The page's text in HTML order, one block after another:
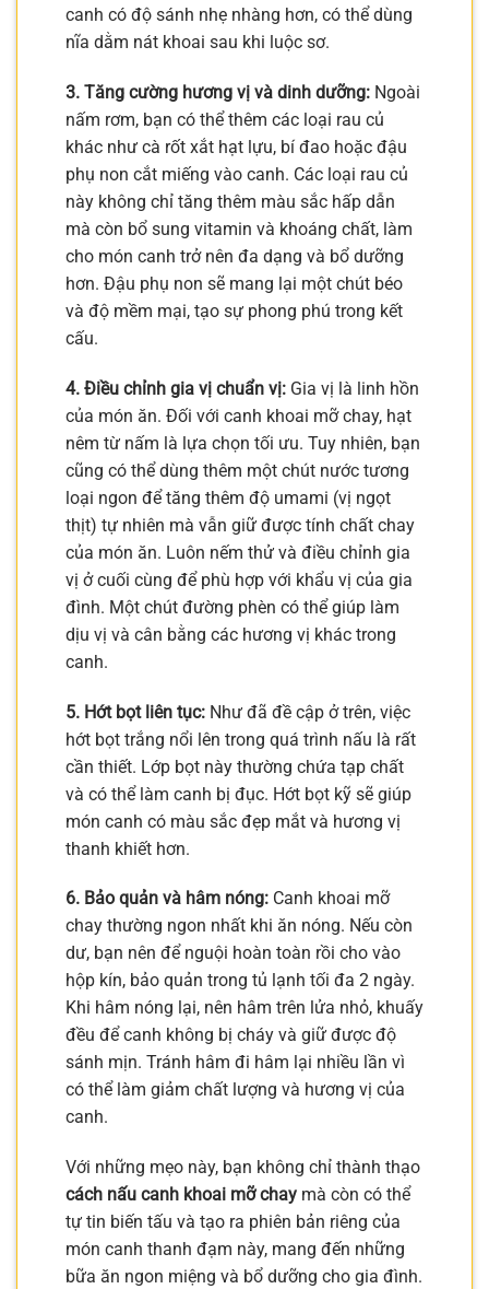
canh có độ sánh nhẹ nhàng hơn, có thể dùng
nĩa dằm nát khoai sau khi luộc sơ.
3. Tăng cường hương vị và dinh dưỡng: Ngoài
nấm rơm, bạn có thể thêm các loại rau củ
khác như cà rốt xắt hạt lựu, bí đao hoặc đậu
phụ non cắt miếng vào canh. Các loại rau củ
này không chỉ tăng thêm màu sắc hấp dẫn
mà còn bổ sung vitamin và khoáng chất, làm
cho món canh trở nên đa dạng và bổ dưỡng
hơn. Đậu phụ non sẽ mang lại một chút béo
và độ mềm mại, tạo sự phong phú trong kết
cấu.
4. Điều chỉnh gia vị chuẩn vị: Gia vị là linh hồn
của món ăn. Đối với canh khoai mỡ chay, hạt
nêm từ nấm là lựa chọn tối ưu. Tuy nhiên, bạn
cũng có thể dùng thêm một chút nước tương
loại ngon để tăng thêm độ umami (vị ngọt
thịt) tự nhiên mà vẫn giữ được tính chất chay
của món ăn. Luôn nếm thử và điều chỉnh gia
vị ở cuối cùng để phù hợp với khẩu vị của gia
đình. Một chút đường phèn có thể giúp làm
dịu vị và cân bằng các hương vị khác trong
canh.
5. Hớt bọt liên tục: Như đã đề cập ở trên, việc
hớt bọt trắng nổi lên trong quá trình nấu là rất
cần thiết. Lớp bọt này thường chứa tạp chất
và có thể làm canh bị đục. Hớt bọt kỹ sẽ giúp
món canh có màu sắc đẹp mắt và hương vị
thanh khiết hơn.
6. Bảo quản và hâm nóng: Canh khoai mỡ
chay thường ngon nhất khi ăn nóng. Nếu còn
dư, bạn nên để nguội hoàn toàn rồi cho vào
hộp kín, bảo quản trong tủ lạnh tối đa 2 ngày.
Khi hâm nóng lại, nên hâm trên lửa nhỏ, khuấy
đều để canh không bị cháy và giữ được độ
sánh mịn. Tránh hâm đi hâm lại nhiều lần vì
có thể làm giảm chất lượng và hương vị của
canh.
Với những mẹo này, bạn không chỉ thành thạo
cách nấu canh khoai mỡ chay mà còn có thể
tự tin biến tấu và tạo ra phiên bản riêng của
món canh thanh đạm này, mang đến những
bữa ăn ngon miệng và bổ dưỡng cho gia đình.